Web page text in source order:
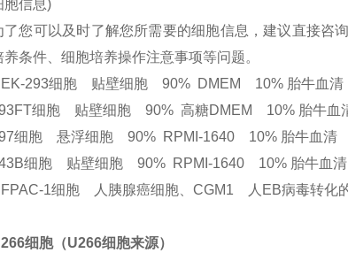
胞信息)
了您可以及时了解您所需要的细胞信息，建议直接咨
养条件、细胞培养操作注意事项等问题。
293细胞 贴壁细胞 90% DMEM 10% 胎牛血清
细胞 贴壁细胞 90% 高糖DMEM 10% 胎牛血
细胞 悬浮细胞 90% RPMI-1640 10% 胎牛血清
细胞 贴壁细胞 90% RPMI-1640 10% 胎牛血清
1细胞 人胰腺癌细胞、CGM1 人EB病毒转化
细胞（U266细胞来源）